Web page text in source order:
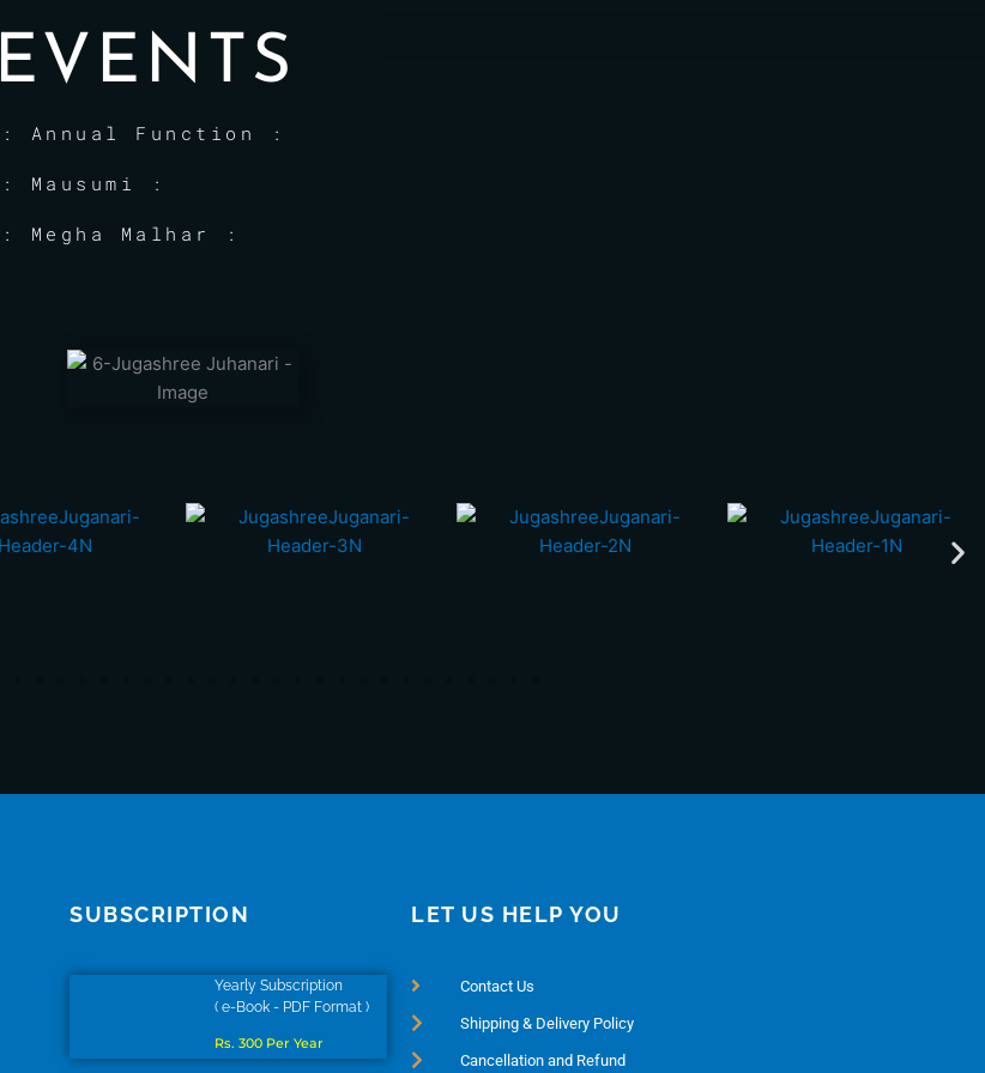
EVENTS
: Annual Function :
: Mausumi :
: Megha Malhar :
SUBSCRIPTION
Yearly Subscription
( e-Book - PDF Format )
Rs. 300 Per Year
LET US HELP YOU
Contact Us
Shipping & Delivery Policy
Cancellation and Refund